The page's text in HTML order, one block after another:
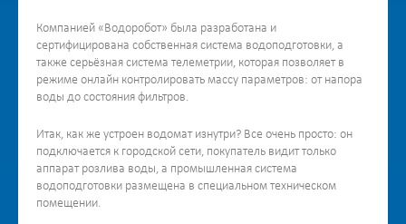
Компанией «Водоробот» была разработана и
сертифицирована собственная система водоподготовки, а
также серьёзная система телеметрии, которая позволяет в
режиме онлайн контролировать массу параметров: от напора
воды до состояния фильтров.
Итак, как же устроен водомат изнутри? Все очень просто: он
подключается к городской сети, покупатель видит только
аппарат розлива воды, а промышленная система
водоподготовки размещена в специальном техническом
помещении.